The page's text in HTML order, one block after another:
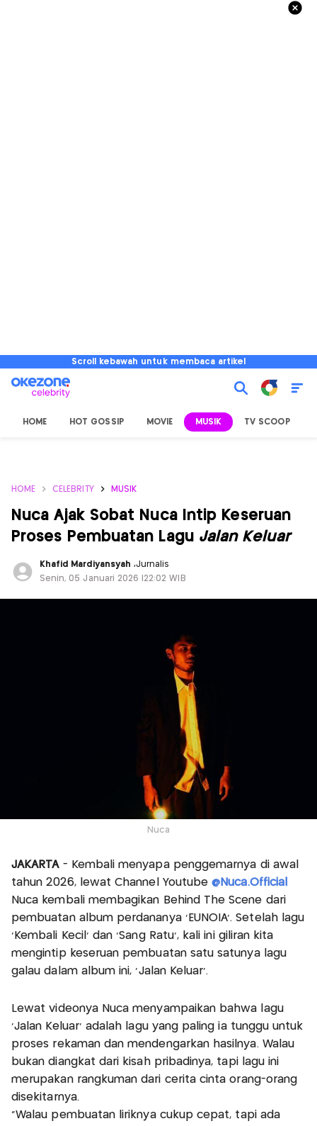
Scroll kebawah untuk membaca artikel
HOME HOT GOSSIP MOVIE MUSIK TV SCOOP
HOME CELEBRITY MUSIK
Nuca Ajak Sobat Nuca Intip Keseruan
Proses Pembuatan Lagu Jalan Keluar
Khafid Mardiyansyah ,Jurnalis
Senin, 05 Januari 2026 |22:02 WIB
Nuca
JAKARTA- Kembali menyapa penggemarnya di awal
tahun 2026, lewat Channel Youtube@Nuca.Official
Nuca kembali membagikan Behind The Scene dari
pembuatan album perdananya ‘EUNOIA’. Setelah lagu
‘Kembali Kecil’ dan ‘Sang Ratu’, kali ini giliran kita
mengintip keseruan pembuatan satu satunya lagu
galau dalam album ini, ‘Jalan Keluar’.
Lewat videonya Nuca menyampaikan bahwa lagu
‘Jalan Keluar’ adalah lagu yang paling ia tunggu untuk
proses rekaman dan mendengarkan hasilnya. Walau
bukan diangkat dari kisah pribadinya, tapi lagu ini
merupakan rangkuman dari cerita cinta orang-orang
disekitarnya.
“Walau pembuatan liriknya cukup cepat, tapi ada